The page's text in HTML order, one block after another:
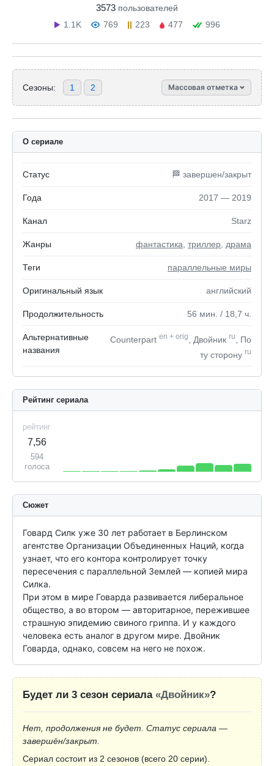
3573 пользователей
1.1K
769 223 477 996
Сезоны: 1 2 Массовая отметка
О сериале
Статус 🏁 завершен/закрыт
Года 2017 — 2019
Канал Starz
Жанры фантастика триллер драма
Теги параллельные миры
Оригинальный язык английский
Продолжительность 56 мин. / 18,7 ч.
Альтернативные
названия
Counterpart en + orig , Двойник ru
, По
ту сторону ru
Рейтинг сериала
рейтинг
7,56
594
голоса
Сюжет
Говард Силк уже 30 лет работает в Берлинском
агентстве Организации Объединенных Наций, когда
узнает, что его контора контролирует точку
пересечения с параллельной Землей — копией мира
Силка.
При этом в мире Говарда развивается либеральное
общество, а во втором — авторитарное, пережившее
страшную эпидемию свиного гриппа. И у каждого
человека есть аналог в другом мире. Двойник
Говарда, однако, совсем на него не похож.
Будет ли 3 сезон сериала «Двойник»?
Нет, продолжения не будет. Статус сериала —
завершён/закрыт.
Сериал состоит из 2 сезонов (всего 20 серии).